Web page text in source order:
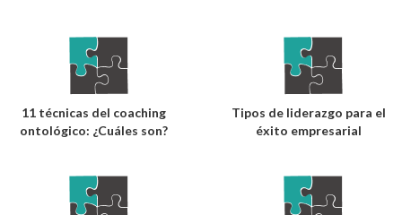
11 técnicas del coaching
ontológico: ¿Cuáles son?
Tipos de liderazgo para el
éxito empresarial